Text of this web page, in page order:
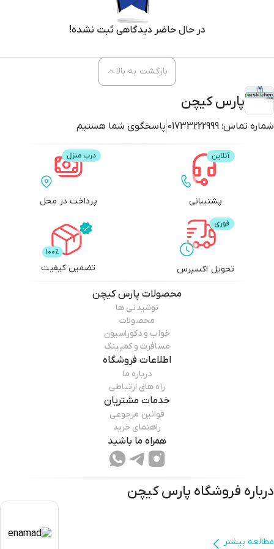
در حال حاضر دیدگاهی ثبت نشده!
پارس کیچن
شماره تماس: 01733222999 پاسخگوی شما هستیم
بازگشت به بالا
پشتیبانی پرداخت در محل
تحویل اکسپرس تضمین کیفیت
محصولات پارس کیچن
نوشیدنی ها
محصولات
خواب و دکوراسیون
مسافرت و کمپینگ
اطلاعات فروشگاه
درباره ما
راه های ارتباطی
خدمات مشتریان
قوانین مرجوعی
راهنمای خرید
همراه ما باشید
درباره فروشگاه پارس کیچن
مطالعه بیشتر